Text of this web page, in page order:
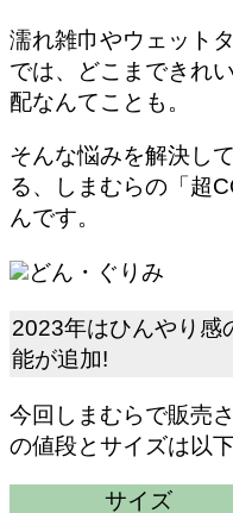
濡れ雑巾やウェット
では、どこまできれ
配なんてことも。
そんな悩みを解決し
る、しまむらの「超
んです。
どん・ぐりみ
2023年はひんやり感
能が追加!
今回しまむらで販売
の値段とサイズは以下
サイズ